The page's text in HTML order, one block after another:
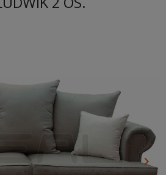
keyboard_arrow_right